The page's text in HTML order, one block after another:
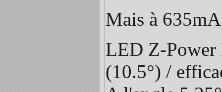
Mais à
LED Z-Power
(10.5°) /